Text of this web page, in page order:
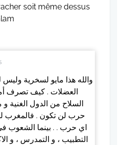
soit même dessus
والله هذا مايو لسخرية وليس
العضلات . كيف تصرف
السلاح من الدول الغنية و
حرب لن تكون . فالمغرب
اي حرب . . بينما الشعوب
التطبيب ، و التمدرس ، و